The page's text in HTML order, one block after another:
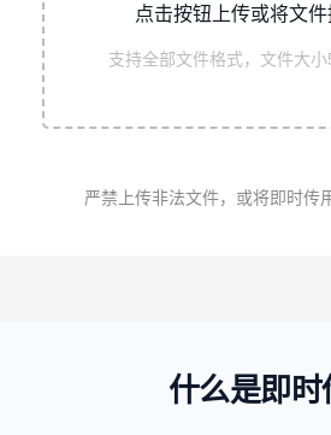
点击按钮上传或将文
支持全部文件格式，文件大小
严禁上传非法文件，或将即时传
什么是即